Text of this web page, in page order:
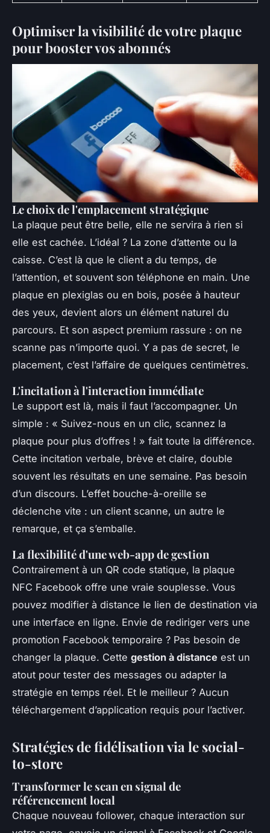
Optimiser la visibilité de votre plaque
pour booster vos abonnés
Le choix de l'emplacement stratégique
La plaque peut être belle, elle ne servira à rien si
elle est cachée. L’idéal ? La zone d’attente ou la
caisse. C’est là que le client a du temps, de
l’attention, et souvent son téléphone en main. Une
plaque en plexiglas ou en bois, posée à hauteur
des yeux, devient alors un élément naturel du
parcours. Et son aspect premium rassure : on ne
scanne pas n’importe quoi. Y a pas de secret, le
placement, c’est l’affaire de quelques centimètres.
L'incitation à l'interaction immédiate
Le support est là, mais il faut l’accompagner. Un
simple : « Suivez-nous en un clic, scannez la
plaque pour plus d’offres ! » fait toute la différence.
Cette incitation verbale, brève et claire, double
souvent les résultats en une semaine. Pas besoin
d’un discours. L’effet bouche-à-oreille se
déclenche vite : un client scanne, un autre le
remarque, et ça s’emballe.
La flexibilité d'une web-app de gestion
Contrairement à un QR code statique, la plaque
NFC Facebook offre une vraie souplesse. Vous
pouvez modifier à distance le lien de destination via
une interface en ligne. Envie de rediriger vers une
promotion Facebook temporaire ? Pas besoin de
changer la plaque. Cette gestion à distance est un
atout pour tester des messages ou adapter la
stratégie en temps réel. Et le meilleur ? Aucun
téléchargement d’application requis pour l’activer.
Stratégies de fidélisation via le social-
to-store
Transformer le scan en signal de
référencement local
Chaque nouveau follower, chaque interaction sur